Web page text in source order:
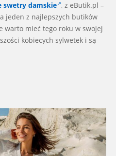
swetry damskie , z eButik.pl –
jeden z najlepszych butików
warto mieć tego roku w swojej
kobiecych sylwetek i są